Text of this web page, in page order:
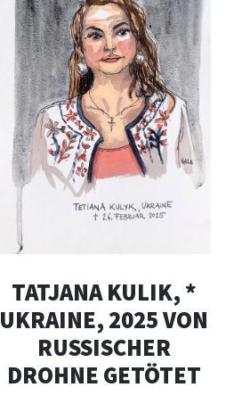
TATJANA KULIK, *
UKRAINE, 2025 VON
RUSSISCHER
DROHNE GETÖTET